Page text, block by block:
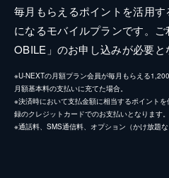
毎月もらえるポイントを活用
になるモバイルプランです。
OBILE」のお申し込みが必要と
※U-NEXTの月額プラン会員が毎月もらえる
月額基本料の支払いに充てた場合。
※決済時において支払金額に相当するポイント
録のクレジットカードでのお支払いとなります。
※通話料、SMS通信料、オプション（かけ放題